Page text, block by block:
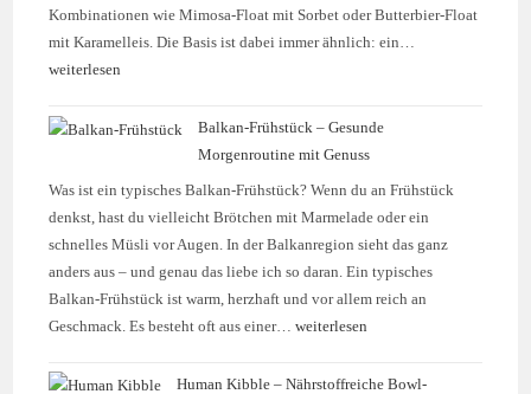
Kombinationen wie Mimosa-Float mit Sorbet oder Butterbier-Float
mit Karamelleis. Die Basis ist dabei immer ähnlich: ein…
weiterlesen
Balkan-Frühstück – Gesunde
Morgenroutine mit Genuss
Was ist ein typisches Balkan-Frühstück? Wenn du an Frühstück
denkst, hast du vielleicht Brötchen mit Marmelade oder ein
schnelles Müsli vor Augen. In der Balkanregion sieht das ganz
anders aus – und genau das liebe ich so daran. Ein typisches
Balkan-Frühstück ist warm, herzhaft und vor allem reich an
Geschmack. Es besteht oft aus einer…weiterlesen
Human Kibble – Nährstoffreiche Bowl-